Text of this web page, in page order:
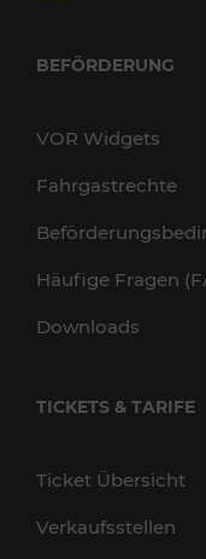
BEFÖRDERUNG
VOR Widgets
Fahrgastrechte
Häufige Fragen
Downloads
TICKETS & TARIFE
Ticket Übersicht
Verkaufsstellen